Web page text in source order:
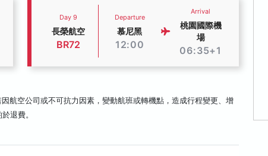
Day 9
長榮航空
BR72
Departure
慕尼黑
12:00
Arrival
桃園國際機
場
06:35+1
航空公司或不可抗力因素，變動航班或轉機點，造成行程變更、增
退費。